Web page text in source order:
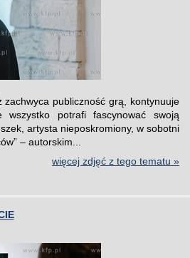
zachwyca publiczność grą, kontynuuje
potrafi fascynować swoją
artysta nieposkromiony, w sobotni
– autorskim...
więcej zdjęć z tego tematu »